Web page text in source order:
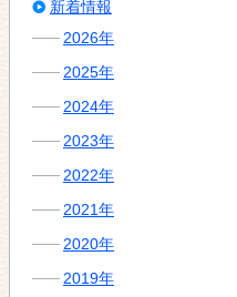
新着情報
2026年
2025年
2024年
2023年
2022年
2021年
2020年
2019年